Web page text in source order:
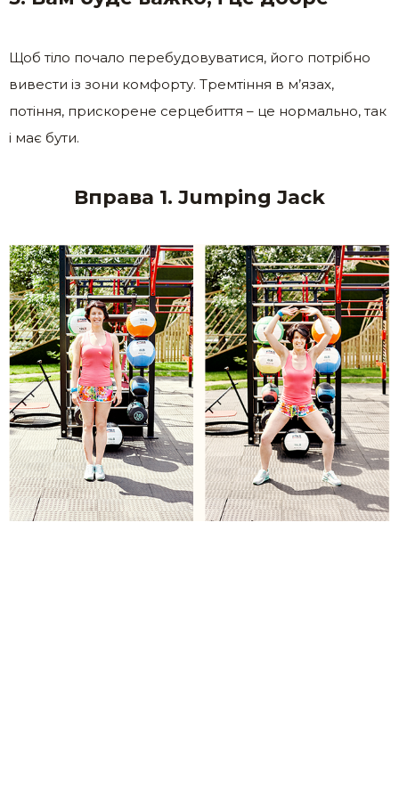
Щоб тіло почало перебудовуватися, його потрібно
вивести із зони комфорту. Тремтіння в м’язах,
потіння, прискорене серцебиття – це нормально, так
і має бути.
Вправа 1. Jumping Jack